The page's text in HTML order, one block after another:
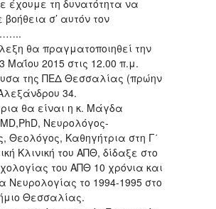
έχουμε τη δυνατότητα να
βοήθεια σ’ αυτόν τον
θα πραγματοποιηθεί την
Μαΐου 2015 στις 12.00 π.μ.
της ΠΕΔ Θεσσαλίας (πρώην
34.
θα είναι η κ. Μάγδα
Νευρολόγος-
Θεολόγος, Καθηγήτρια στη Γ΄
Κλινική του ΑΠΘ, δίδαξε στο
του ΑΠΘ 10 χρόνια και
Νευρολογίας το 1994-1995 στο
Θεσσαλίας.